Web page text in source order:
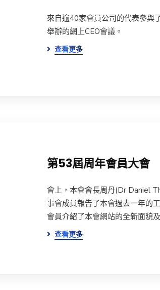
來自逾40家會員公司的代表參與
舉辦的網上CEO會議。
查看更多
第53屆周年會員大會
會上，本會會長周丹(Dr Daniel
事會成員報告了本會過去一年的
會員介紹了本會網站的全新面貌
查看更多